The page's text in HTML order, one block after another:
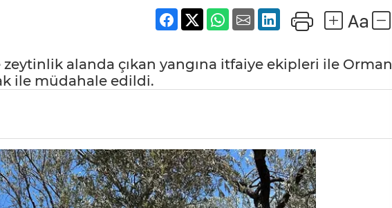
alanda çıkan yangına itfaiye ekipleri ile Orman
ile müdahale edildi.